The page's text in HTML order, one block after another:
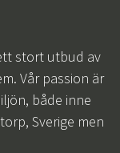
stort utbud av
Vår passion är
både inne
Sverige men